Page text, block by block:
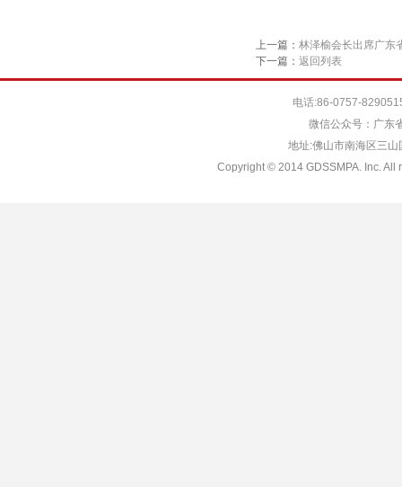
上一篇： 林泽榆会长出席广东
下一篇： 返回列表
电话:86-0757-
微信公众号：广东
地址:佛山市南海区三
Copyright © 2014 GDSSMPA. Inc. All